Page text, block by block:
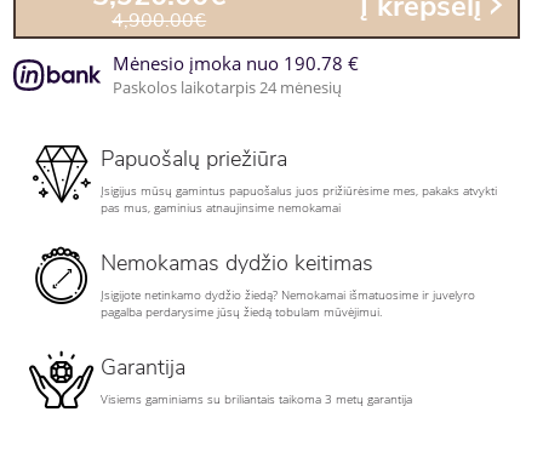
4,900.00€
Mėnesio įmoka nuo 190.78 €
Paskolos laikotarpis 24 mėnesių
Papuošalų priežiūra
Įsigijus mūsų gamintus papuošalus juos prižiūrėsime mes, pakaks atvykti
pas mus, gaminius atnaujinsime nemokamai
Nemokamas dydžio keitimas
Įsigijote netinkamo dydžio žiedą? Nemokamai išmatuosime ir juvelyro
pagalba perdarysime jūsų žiedą tobulam mūvėjimui.
Garantija
Visiems gaminiams su briliantais taikoma 3 metų garantija